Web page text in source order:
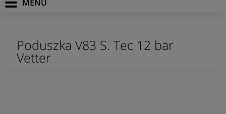
Poduszka V83 S. Tec 12 bar
Vetter